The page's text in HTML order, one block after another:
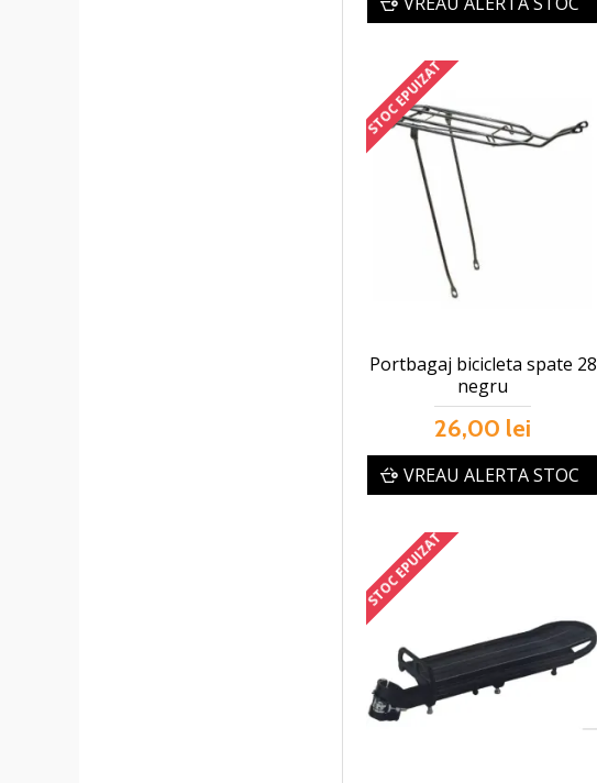
STOC EPUIZAT
Portbagaj bicicleta spate 28
negru
26,00 lei
VREAU ALERTA STOC
STOC EPUIZAT